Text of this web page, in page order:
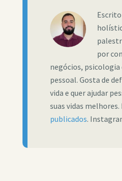
por
negócios,
pessoal. Gosta de
vida e quer ajudar
suas vidas melhores.
publicados.